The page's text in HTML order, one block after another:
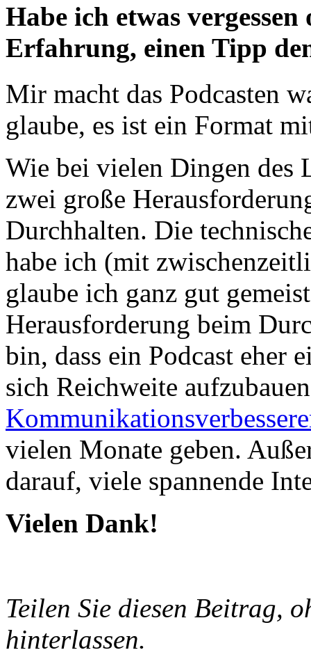
Habe ich etwas
Erfahrung, einen Tipp
Mir macht das Podcasten
glaube, es ist ein Format
Wie bei vielen Dingen des
zwei große
Durchhalten. Die
habe ich (mit
glaube ich ganz gut
Herausforderung beim
bin, dass ein Podcast eher
sich Reichweite
vielen Monate geben.
darauf, viele spannende
Vielen Dank!
Teilen Sie diesen Beitrag,
hinterlassen.